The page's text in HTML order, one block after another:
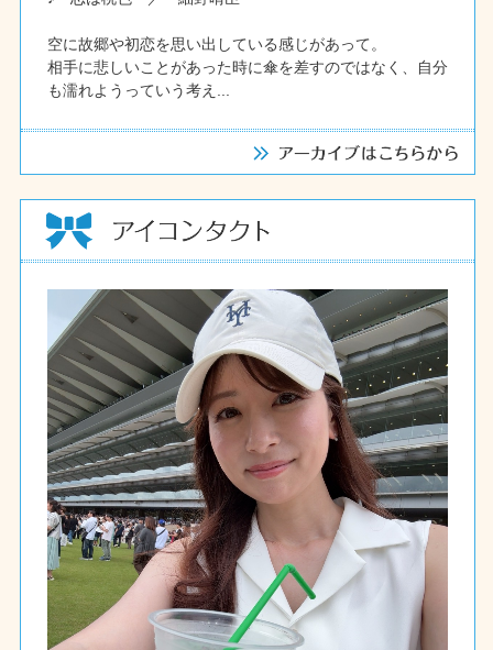
空に故郷や初恋を思い出している感じがあって。
相手に悲しいことがあった時に傘を差すのではなく、自分
も濡れようっていう考え...